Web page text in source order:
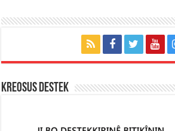
KREOSUS DESTEK